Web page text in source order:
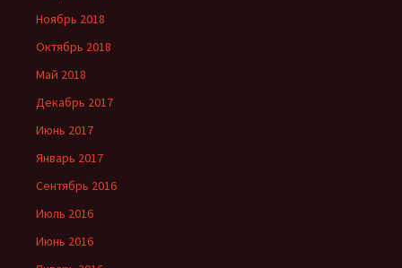
Ноябрь 2018
Октябрь 2018
Май 2018
Декабрь 2017
Июнь 2017
Январь 2017
Сентябрь 2016
Июль 2016
Июнь 2016